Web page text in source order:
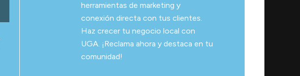
herramientas de marketing y
conexión directa con tus clientes.
Haz crecer tu negocio local con
UGA. ¡Reclama ahora y destaca en tu
comunidad!